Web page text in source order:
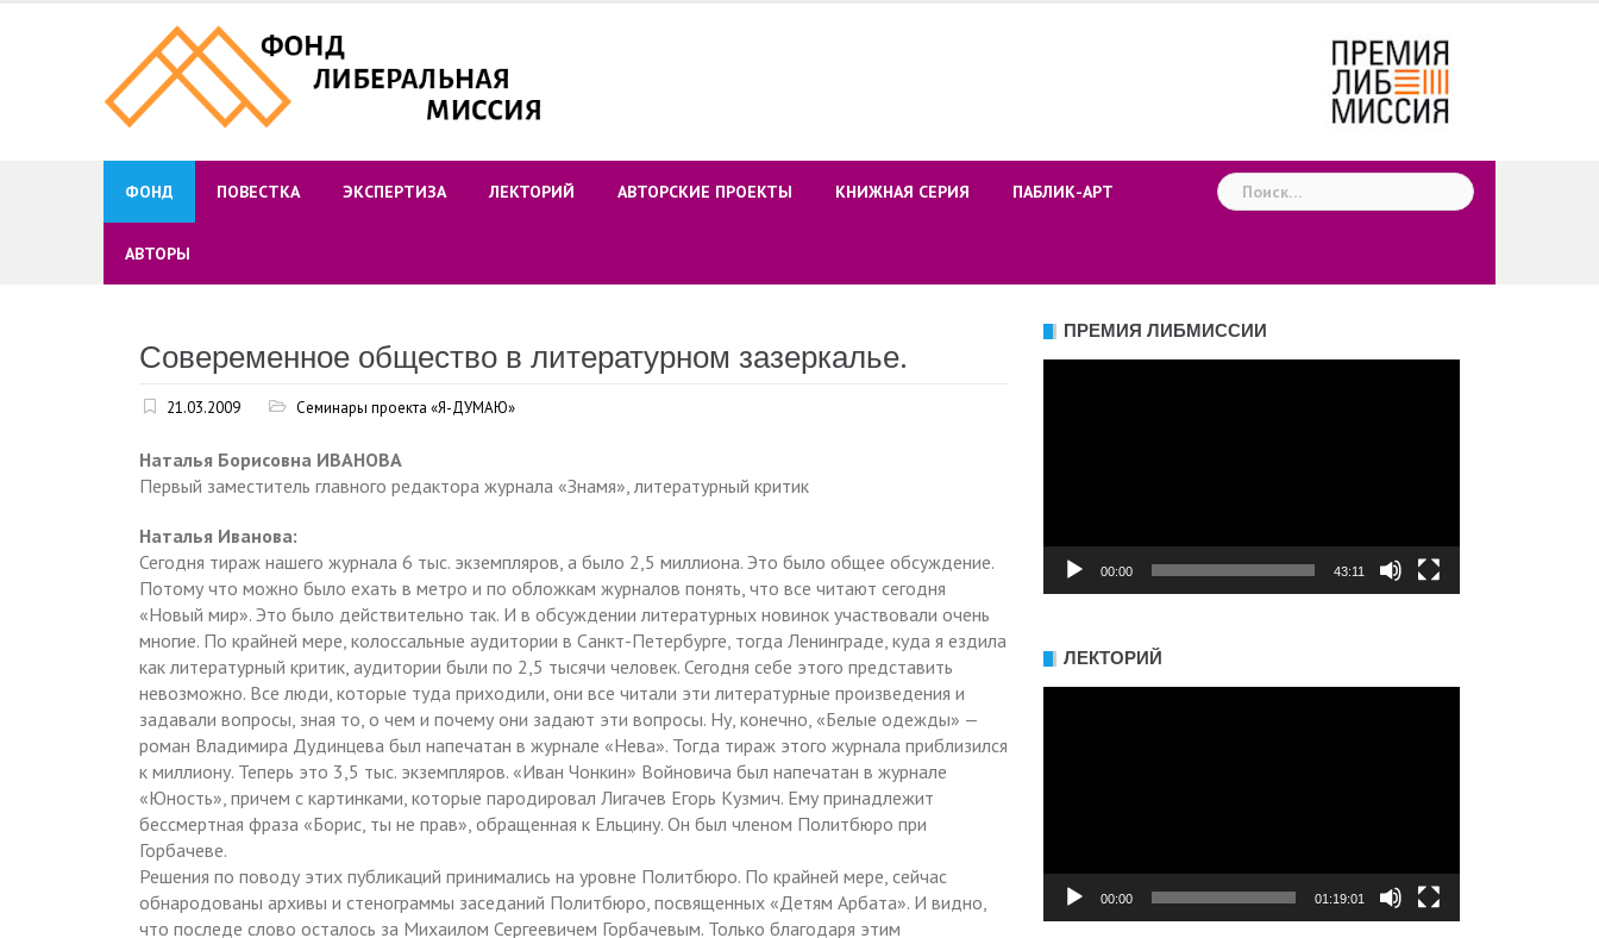
ФОНД ПОВЕСТКА ЭКСПЕРТИЗА ЛЕКТОРИЙ АВТОРСКИЕ ПРОЕКТЫ КНИЖНАЯ СЕРИЯ ПАБЛИК-АРТ
АВТОРЫ
Найти:
Совеременное общество в литературном зазеркалье.
21.03.2009 Семинары проекта «Я-ДУМАЮ»
Наталья Борисовна ИВАНОВА
Первый заместитель главного редактора журнала «Знамя», литературный критик
Наталья Иванова:
Сегодня тираж нашего журнала 6 тыс. экземпляров, а было 2,5 миллиона. Это было общее обсуждение.
Потому что можно было ехать в метро и по обложкам журналов понять, что все читают сегодня
«Новый мир». Это было действительно так. И в обсуждении литературных новинок участвовали очень
многие. По крайней мере, колоссальные аудитории в Санкт-Петербурге, тогда Ленинграде, куда я ездила
как литературный критик, аудитории были по 2,5 тысячи человек. Сегодня себе этого представить
невозможно. Все люди, которые туда приходили, они все читали эти литературные произведения и
задавали вопросы, зная то, о чем и почему они задают эти вопросы. Ну, конечно, «Белые одежды» —
роман Владимира Дудинцева был напечатан в журнале «Нева». Тогда тираж этого журнала приблизился
к миллиону. Теперь это 3,5 тыс. экземпляров. «Иван Чонкин» Войновича был напечатан в журнале
«Юность», причем с картинками, которые пародировал Лигачев Егорь Кузмич. Ему принадлежит
бессмертная фраза «Борис, ты не прав», обращенная к Ельцину. Он был членом Политбюро при
Горбачеве.
Решения по поводу этих публикаций принимались на уровне Политбюро. По крайней мере, сейчас
обнародованы архивы и стенограммы заседаний Политбюро, посвященных «Детям Арбата». И видно,
что последе слово осталось за Михаилом Сергеевичем Горбачевым. Только благодаря этим
ПРЕМИЯ ЛИБМИССИИ
00:00 43:11
ЛЕКТОРИЙ
00:00 01:19:01